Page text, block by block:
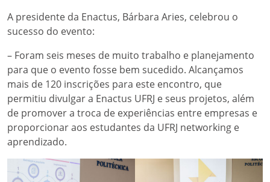
A presidente da Enactus, Bárbara Aries, celebrou o
sucesso do evento:
– Foram seis meses de muito trabalho e planejamento
para que o evento fosse bem sucedido. Alcançamos
mais de 120 inscrições para este encontro, que
permitiu divulgar a Enactus UFRJ e seus projetos, além
de promover a troca de experiências entre empresas e
proporcionar aos estudantes da UFRJ networking e
aprendizado.